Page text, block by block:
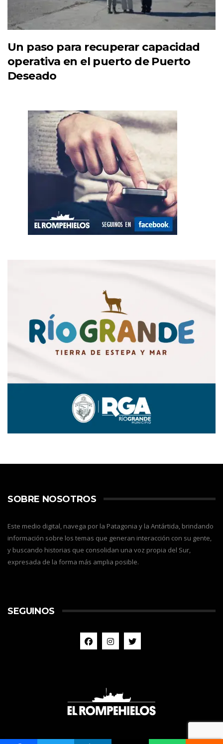
Un paso para recuperar capacidad
operativa en el puerto de Puerto
Deseado
SOBRE NOSOTROS
Este medio digital, navega por la Patagonia y la Antártida, brindando
información sobre los temas que generan interacción con su gente,
y buscando historias que consolidan una voz propia del Sur,
expresada de la forma más amplia posible.
SEGUINOS